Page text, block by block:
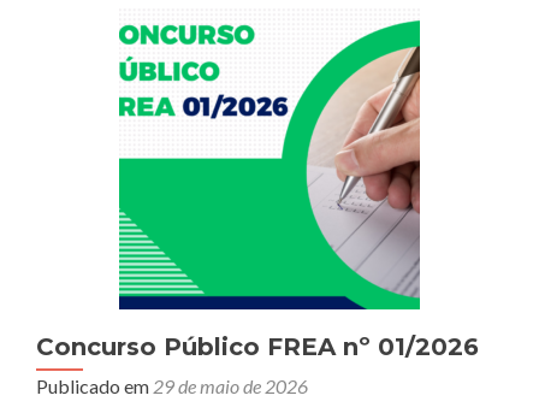
Concurso Público FREA nº 01/2026
Publicado em 29 de maio de 2026